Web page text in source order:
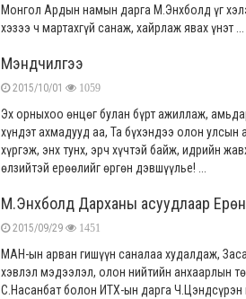
Монгол Ардын намын дарга М.Энхболд үг
хэзээ ч мартахгүй санаж, хайрлаж явах үнэт ...
Мэндчилгээ
2015/10/01 1059
Эх орныхоо өнцөг булан бүрт ажиллаж,
хүндэт ахмадууд аа, Та бүхэндээ олон
хүргэж, энх тунх, эрч хүчтэй байж, идрийн
өлзийтэй ерөөлийг өргөн дэвшүүлье! ...
М.Энхболд Дарханы асуудлаар
2015/09/29 1451
МАН-ын арван гишүүн саналаа худалдаж,
хэвлэл мэдээлэл, олон нийтийн анхаарлын
С.Насанбат болон ИТХ-ын дарга Ч.Цэндсүрэн